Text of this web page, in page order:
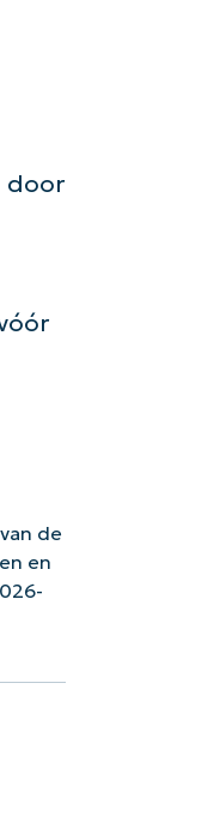
door
de
en